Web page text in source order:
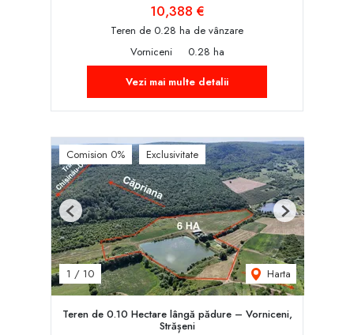
10,388 €
Teren de 0.28 ha de vânzare
Vorniceni
0.28 ha
Vezi mai multe detalii
Comision 0% Exclusivitate
1 / 10 Harta
Previous Next
Teren de 0.10 Hectare lângă pădure – Vorniceni,
Strășeni